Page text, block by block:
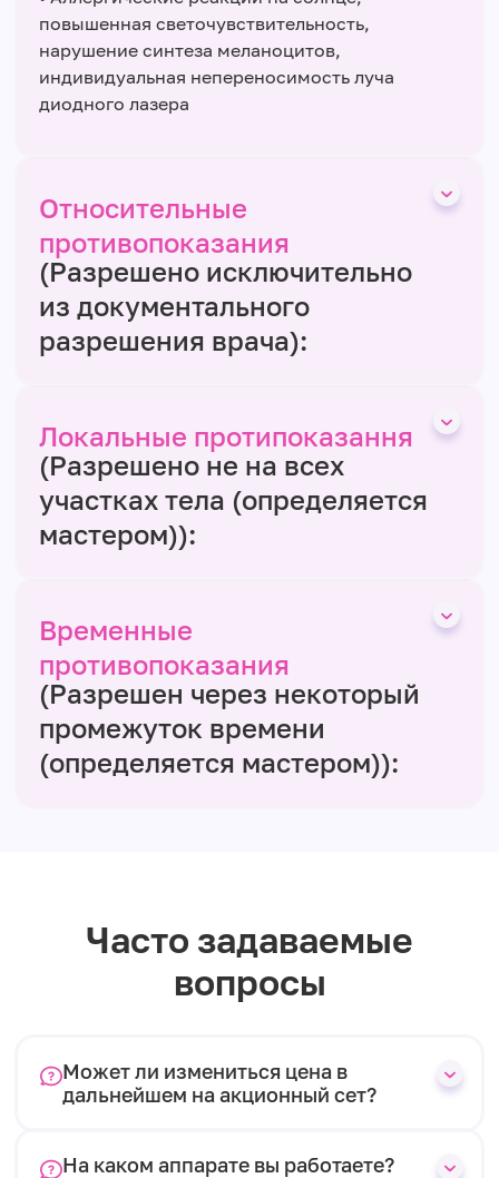
повышенная светочувствительность,
нарушение синтеза меланоцитов,
индивидуальная непереносимость луча
диодного лазера
Относительные
противопоказания
(Разрешено исключительно
из документального
разрешения врача):
Локальные протипоказання
(Разрешено не на всех
участках тела (определяется
мастером)):
Временные
противопоказания
(Разрешен через некоторый
промежуток времени
(определяется мастером)):
Часто задаваемые
вопросы
Может ли измениться цена в
дальнейшем на акционный сет?
На каком аппарате вы работаете?